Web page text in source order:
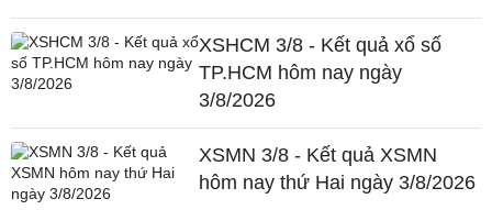
XSHCM 3/8 - Kết quả xổ số
TP.HCM hôm nay ngày
3/8/2026
XSMN 3/8 - Kết quả XSMN
hôm nay thứ Hai ngày 3/8/2026